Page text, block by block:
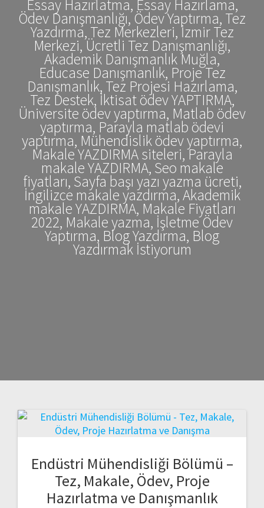
Essay Hazırlatma, Essay Hazırlama,
Ödev Danışmanlığı, Ödev Yaptırma, Tez
Yazdırma, Tez Merkezleri, İzmir Tez
Merkezi, Ücretli Tez Danışmanlığı,
Akademik Danışmanlık Muğla,
Educase Danışmanlık, Proje Tez
Danışmanlık, Tez Projesi Hazırlama,
Tez Destek, İktisat ödev YAPTIRMA,
Üniversite ödev yaptırma, Matlab ödev
yaptırma, Parayla matlab ödevi
yaptırma, Mühendislik ödev yaptırma,
Makale YAZDIRMA siteleri, Parayla
makale YAZDIRMA, Seo makale
fiyatları, Sayfa başı yazı yazma ücreti,
İngilizce makale yazdırma, Akademik
makale YAZDIRMA, Makale Fiyatları
2022, Makale yazma, İşletme Ödev
Yaptırma, Blog Yazdırma, Blog
Yazdırmak İstiyorum
Endüstri Mühendisliği Bölümü –
Tez, Makale, Ödev, Proje
Hazırlatma ve Danışmanlık